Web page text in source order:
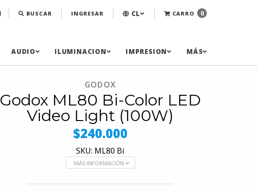
BUSCAR INGRESAR CL CARRO 0
AUDIO ILUMINACION IMPRESION MÁS
GODOX
Godox ML80 Bi-Color LED
Video Light (100W)
$240.000
SKU: ML80 Bi
MÁS INFORMACIÓN